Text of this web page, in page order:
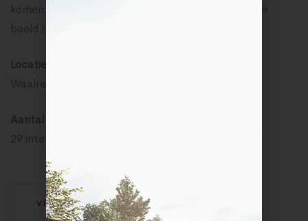
komen op de nieuwe website en de koper een beter
beeld heeft van de sauna in een interieur-setting.
Locatie:
Waalre
Aantal beelden:
29 interieur/product renders
VIEW PROJECT